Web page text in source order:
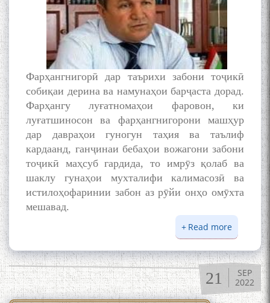
Фарҳангнигорӣ дар таърихи забони тоҷикӣ
собиқаи дерина ва намунаҳои барҷаста дорад.
Фарҳангу луғатномаҳои фаровон, ки
луғатшиносон ва фарҳангнигорони машҳур
дар давраҳои гуногун таҳия ва таълиф
кардаанд, ганҷинаи бебаҳои вожагони забони
тоҷикӣ маҳсуб гардида, то имрӯз қолаб ва
шаклу гунаҳои мухталифи калимасозӣ ва
истилоҳофаринии забон аз рӯйи онҳо омӯхта
мешавад.
Read more
Бозтоби
осори
Рӯдакӣ
21
SEP
2022